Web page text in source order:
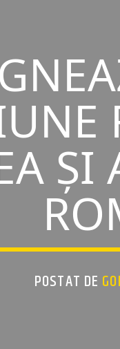
ȘI
POSTAT DE